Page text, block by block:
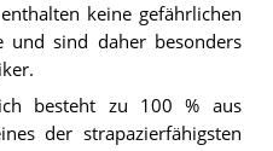
keine gefährlichen
und sind daher besonders
besteht zu 100 % aus
der strapazierfähigsten